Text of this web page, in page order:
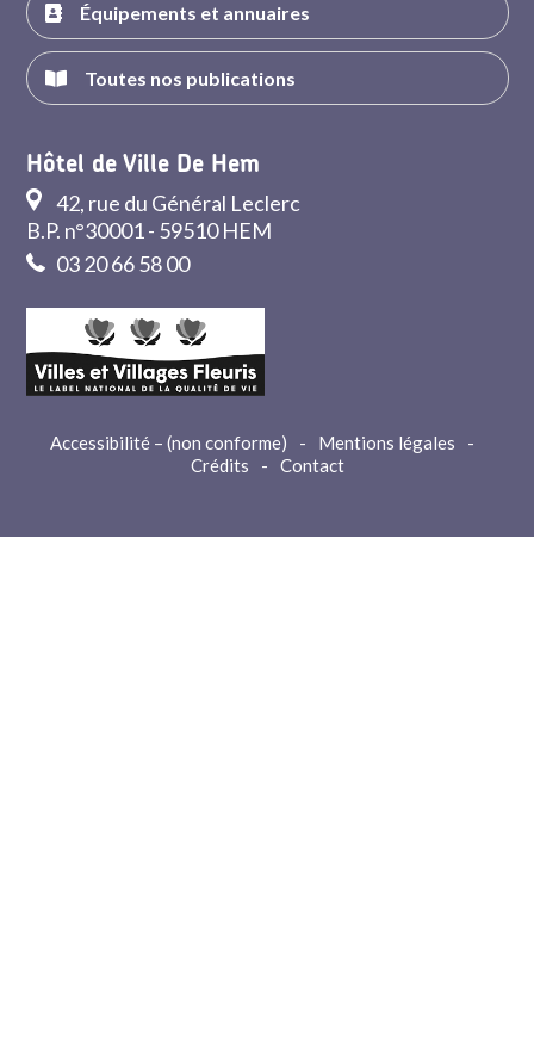
Équipements et annuaires
Toutes nos publications
Hôtel de Ville De Hem
42, rue du Général Leclerc
B.P. n°30001 - 59510 HEM
03 20 66 58 00
Accessibilité – (non conforme) - Mentions légales
-
Crédits
- Contact